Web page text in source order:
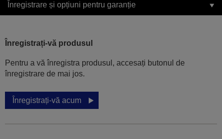
Înregistrare și opțiuni pentru garanție
Înregistrați-vă produsul
Pentru a vă înregistra produsul, accesați butonul de
înregistrare de mai jos.
Înregistrați-vă acum